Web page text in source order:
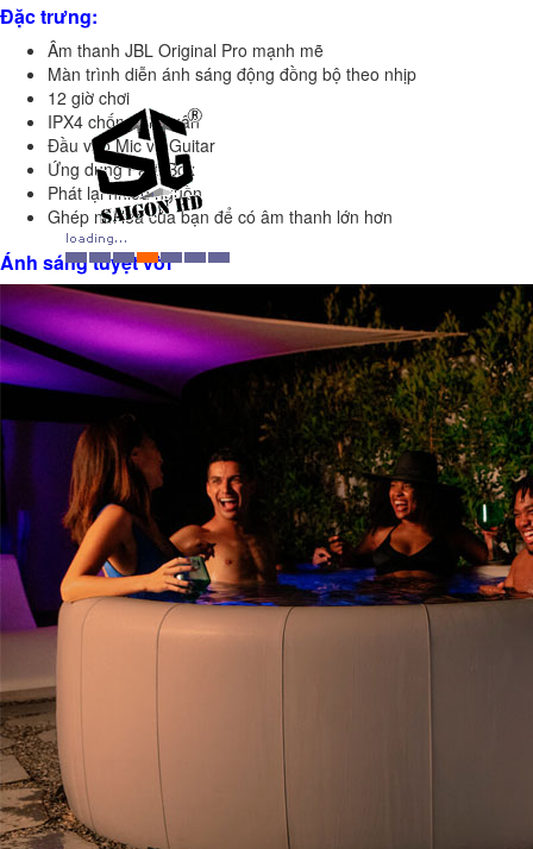
Đặc trưng:
Âm thanh JBL Original Pro mạnh mẽ
Màn trình diễn ánh sáng động đồng bộ theo nhịp
12 giờ chơi
IPX4 chống giật gân
Đầu vào Mic và Guitar
Ứng dụng PartyBox
Phát lại nhiều nguồn
Ghép nối loa của bạn để có âm thanh lớn hơn
Ánh sáng tuyệt vời